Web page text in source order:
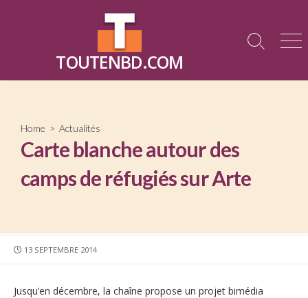
TOUTENBD.COM
Search
Home > Actualités
Carte blanche autour des
camps de réfugiés sur Arte
PUBLISHED
13 SEPTEMBRE 2014
Jusqu’en décembre, la chaîne propose un projet bimédia